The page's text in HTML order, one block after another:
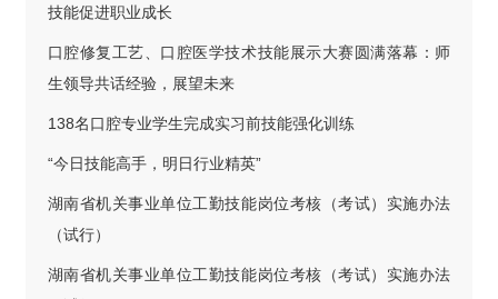
技能促进职业成长
口腔修复工艺、口腔医学技术技能展示大赛圆满落幕：师
生领导共话经验，展望未来
138名口腔专业学生完成实习前技能强化训练
“今日技能高手，明日行业精英”
湖南省机关事业单位工勤技能岗位考核（考试）实施办法
（试行）
湖南省机关事业单位工勤技能岗位考核（考试）实施办法